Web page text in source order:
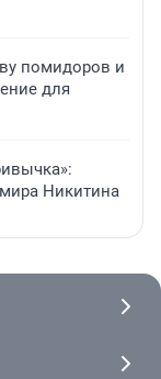
помидоров и
для
Никитина